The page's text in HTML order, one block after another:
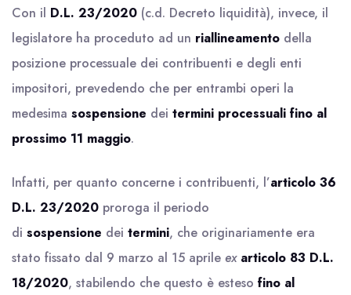
Con il D.L. 23/2020 (c.d. Decreto liquidità), invece, il
legislatore ha proceduto ad un riallineamento della
posizione processuale dei contribuenti e degli enti
impositori, prevedendo che per entrambi operi la
medesima sospensione dei termini processuali fino al
prossimo 11 maggio.
Infatti, per quanto concerne i contribuenti, l’articolo 36
D.L. 23/2020 proroga il periodo
di sospensione dei termini, che originariamente era
stato fissato dal 9 marzo al 15 aprile ex articolo 83 D.L.
18/2020, stabilendo che questo è esteso fino al